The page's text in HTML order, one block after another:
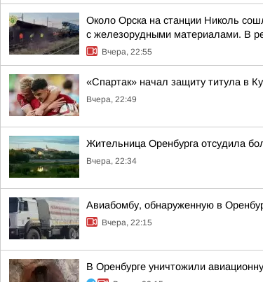
Около Орска на станции Николь
с железорудными материалами. В
Вчера, 22:55
«Спартак» начал защиту титула в
Вчера, 22:49
Жительница Оренбурга отсудила
Вчера, 22:34
Авиабомбу, обнаруженную в
Вчера, 22:15
В Оренбурге уничтожили